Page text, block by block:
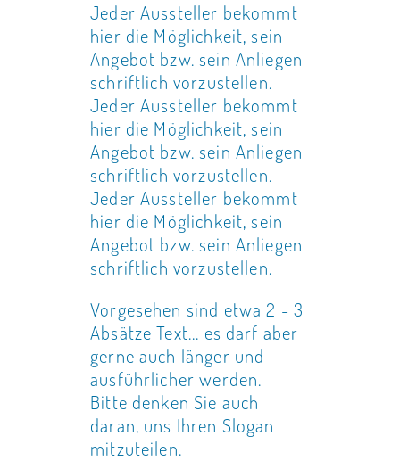
Jeder Aussteller bekommt
hier die Möglichkeit, sein
Angebot bzw. sein Anliegen
schriftlich vorzustellen.
Jeder Aussteller bekommt
hier die Möglichkeit, sein
Angebot bzw. sein Anliegen
schriftlich vorzustellen.
Jeder Aussteller bekommt
hier die Möglichkeit, sein
Angebot bzw. sein Anliegen
schriftlich vorzustellen.
Vorgesehen sind etwa 2 - 3
Absätze Text... es darf aber
gerne auch länger und
ausführlicher werden.
Bitte denken Sie auch
daran, uns Ihren Slogan
mitzuteilen.